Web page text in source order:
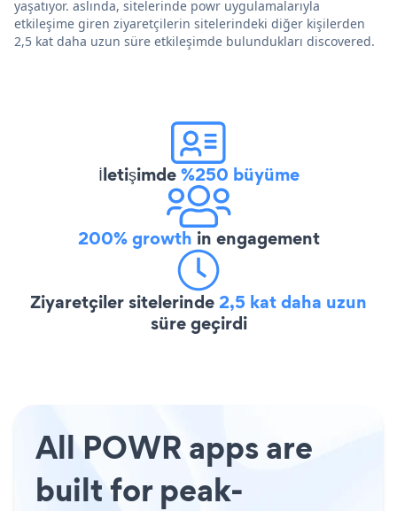
yaşatıyor. aslında, sitelerinde powr uygulamalarıyla
etkileşime giren ziyaretçilerin sitelerindeki diğer kişilerden
2,5 kat daha uzun süre etkileşimde bulundukları discovered.
İletişimde%250 büyüme
200% growth in engagement
Ziyaretçiler sitelerinde2,5 kat daha uzun
süre geçirdi
All POWR apps are
built for peak-